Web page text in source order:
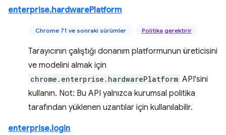
enterprise.hardwarePlatform
Chrome 71 ve sonraki sürümler Politika gerektirir
Tarayıcının çalıştığı donanım platformunun üreticisini
ve modelini almak için
chrome.enterprise.hardwarePlatform API'sini
kullanın. Not: Bu API yalnızca kurumsal politika
tarafından yüklenen uzantılar için kullanılabilir.
enterprise.login